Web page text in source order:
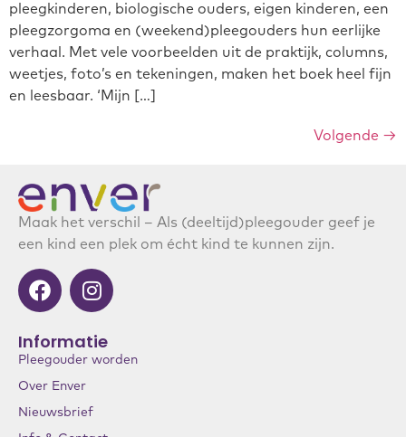
pleegkinderen, biologische ouders, eigen kinderen, een
pleegzorgoma en (weekend)pleegouders hun eerlijke
verhaal. Met vele voorbeelden uit de praktijk, columns,
weetjes, foto’s en tekeningen, maken het boek heel fijn
en leesbaar. ‘Mijn […]
Volgende →
Maak het verschil – Als (deeltijd)pleegouder geef je
een kind een plek om écht kind te kunnen zijn.
Informatie
Pleegouder worden
Over Enver
Nieuwsbrief